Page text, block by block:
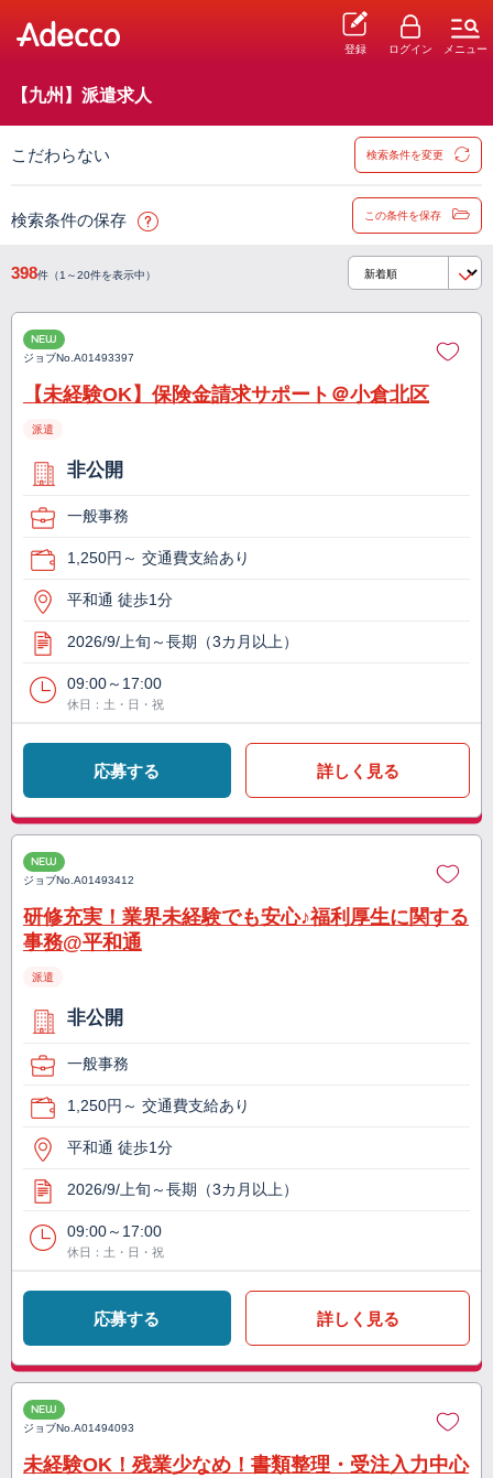
登録 ログイン メニュー
【九州】派遣求人
こだわらない 検索条件を変更
検索条件の保存 この条件を保存
398件（1～20件を表示中）
NEW
ジョブNo.A01493397
【未経験OK】保険金請求サポート＠小倉北区
派遣
非公開
一般事務
1,250円～ 交通費支給あり
平和通 徒歩1分
2026/9/上旬～長期（3カ月以上）
09:00～17:00
休日：土・日・祝
応募する 詳しく見る
NEW
ジョブNo.A01493412
研修充実！業界未経験でも安心♪福利厚生に関する
事務@平和通
派遣
非公開
一般事務
1,250円～ 交通費支給あり
平和通 徒歩1分
2026/9/上旬～長期（3カ月以上）
09:00～17:00
休日：土・日・祝
応募する 詳しく見る
NEW
ジョブNo.A01494093
未経験OK！残業少なめ！書類整理・受注入力中心